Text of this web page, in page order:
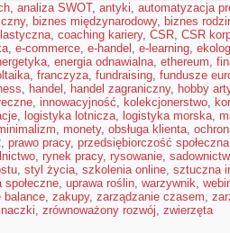
, analiza SWOT, antyki, automatyzacja
, biznes międzynarodowy, biznes
, coaching kariery, CSR, CSR
, e-commerce, e-handel , e-learning,
, energia odnawialna, ethereum,
, franczyza, fundraising, fundusze
, handel , handel zagraniczny, hobby
, innowacyjność, kolekcjonerstwo,
, logistyka lotnicza, logistyka morska,
, monety, obsługa klienta,
, prawo pracy, przedsiębiorczość społeczna
, rynek pracy, rysowanie,
, styl życia, szkolenia online, sztuczna
społeczne, uprawa roślin, warzywnik,
balance, zakupy, zarządzanie czasem,
, zrównoważony rozwój, zwierzęta